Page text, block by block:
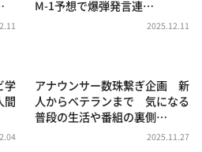
ラエティ！～ やすとものいたっ
井アナ「なんでやねん！？」
M-1予想で爆弾発言連…
2025.12.11
学
間
アナウンサー数珠繋ぎ企画 新
人からベテランまで 気になる
普段の生活や番組の裏側…
2025.11.27